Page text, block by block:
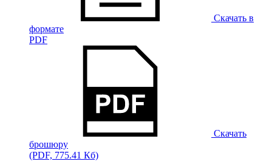
Скачать в
формате
PDF
Скачать
брошюру
(PDF, 775.41 Кб)